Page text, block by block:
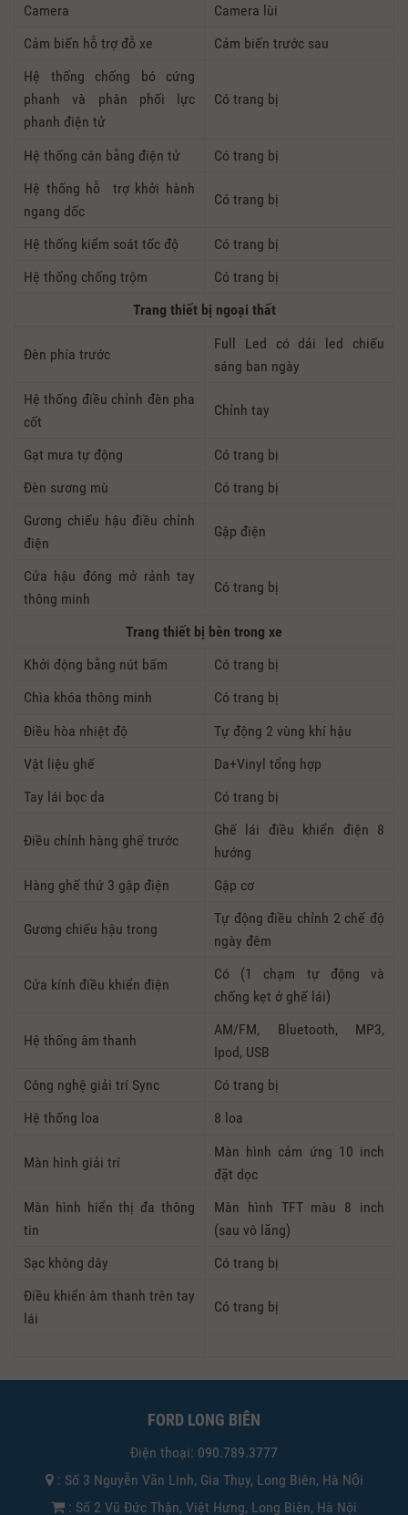
Camera
Camera lùi
Cảm biến hỗ trợ đỗ xe
Cảm biến trước sau
Hệ thống chống bó cứng
phanh và phân phối lực
phanh điện tử
Có trang bị
Hệ thống cân bằng điện tử
Có trang bị
Hệ thống hỗ trợ khởi hành
ngang dốc
Có trang bị
Hệ thống kiểm soát tốc độ
Có trang bị
Hệ thống chống trộm
Có trang bị
Trang thiết bị ngoại thất
Đèn phía trước
Full Led có dải led chiếu
sáng ban ngày
Hệ thống điều chỉnh đèn pha
cốt
Chỉnh tay
Gạt mưa tự động
Có trang bị
Đèn sương mù
Có trang bị
Gương chiếu hậu điều chỉnh
điện
Gập điện
Cửa hậu đóng mở rảnh tay
thông minh
Có trang bị
Trang thiết bị bên trong xe
Khởi động bằng nút bấm
Có trang bị
Chìa khóa thông minh
Có trang bị
Điều hòa nhiệt độ
Tự động 2 vùng khí hậu
Vật liệu ghế
Da+Vinyl tổng hợp
Tay lái bọc da
Có trang bị
Điều chỉnh hàng ghế trước
Ghế lái điều khiển điện 8
hướng
Hàng ghế thứ 3 gập điện
Gập cơ
Gương chiếu hậu trong
Tự động điều chỉnh 2 chế độ
ngày đêm
Cửa kính điều khiển điện
Có (1 chạm tự động và
chống kẹt ở ghế lái)
Hệ thống âm thanh
AM/FM, Bluetooth, MP3,
Ipod, USB
Công nghệ giải trí Sync
Có trang bị
Hệ thống loa
8 loa
Màn hình giải trí
Màn hình cảm ứng 10 inch
đặt dọc
Màn hình hiển thị đa thông
tin
Màn hình TFT màu 8 inch
(sau vô lăng)
Sạc không dây
Có trang bị
Điều khiển âm thanh trên tay
lái
Có trang bị
FORD LONG BIÊN
Điện thoại: 090.789.3777
: Số 3 Nguyễn Văn Linh, Gia Thụy, Long Biên, Hà Nội
: Số 2 Vũ Đức Thận, Việt Hưng, Long Biên, Hà Nội